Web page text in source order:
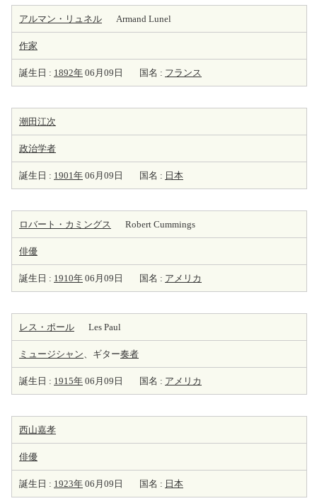
アルマン・リュネル Armand Lunel
作家
誕生日 : 1892年 06月09日 国名 : フランス
潮田江次
政治学者
誕生日 : 1901年 06月09日 国名 : 日本
ロバート・カミングス Robert Cummings
俳優
誕生日 : 1910年 06月09日 国名 : アメリカ
レス・ポール Les Paul
ミュージシャン、ギター奏者
誕生日 : 1915年 06月09日 国名 : アメリカ
西山嘉孝
俳優
誕生日 : 1923年 06月09日 国名 : 日本